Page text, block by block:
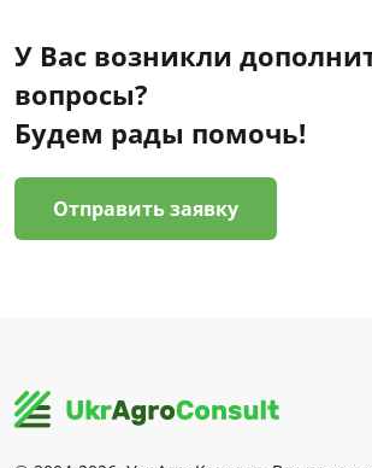
У Вас возникли
вопросы?
Будем рады помочь!
Отправить заявку